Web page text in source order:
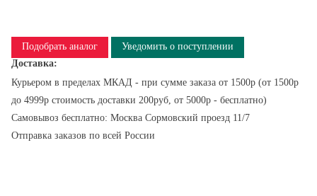
Подобрать аналог
Уведомить о поступлении
Доставка:
Курьером в пределах МКАД - при сумме заказа от 1500р (от 1500р
до 4999р стоимость доставки 200руб, от 5000р - бесплатно)
Самовывоз бесплатно: Москва Сормовский проезд 11/7
Отправка заказов по всей России